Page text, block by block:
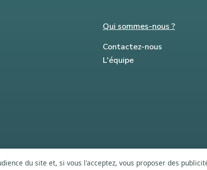
Qui sommes-nous ?
Contactez-nous
L'équipe
du site et, si vous l'acceptez, vous proposer des